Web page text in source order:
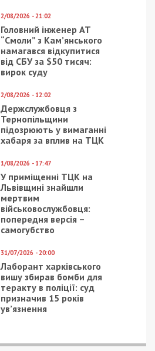
2/08/2026 - 21:02
Головний інженер АТ
“Смоли” з Кам’янського
намагався відкупитися
від СБУ за $50 тисяч:
вирок суду
2/08/2026 - 12:02
Держслужбовця з
Тернопільщини
підозрюють у вимаганні
хабаря за вплив на ТЦК
1/08/2026 - 17:47
У приміщенні ТЦК на
Львівщині знайшли
мертвим
військовослужбовця:
попередня версія –
самогубство
31/07/2026 - 20:00
Лаборант харківського
вишу збирав бомби для
теракту в поліції: суд
призначив 15 років
ув’язнення